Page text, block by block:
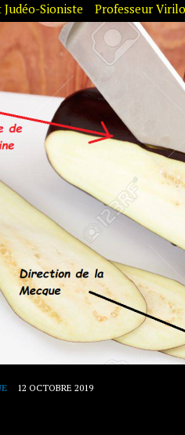
Sioniste Professeur
12 OCTOBRE 2019